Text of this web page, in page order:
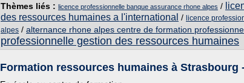
Thèmes liés : licence professionnelle banque assurance rhone alpes /
des ressources humaines a l'international / licence
alpes / alternance rhone alpes centre de formation
professionnelle gestion des ressources humaines
Formation ressources humaines à Strasbourg